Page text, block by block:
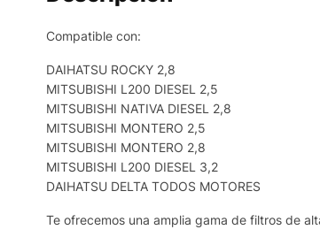
Compatible con:
DAIHATSU ROCKY 2,8
MITSUBISHI L200 DIESEL 2,5
MITSUBISHI NATIVA DIESEL 2,8
MITSUBISHI MONTERO 2,5
MITSUBISHI MONTERO 2,8
MITSUBISHI L200 DIESEL 3,2
DAIHATSU DELTA TODOS MOTORES
Te ofrecemos una amplia gama de filtros de